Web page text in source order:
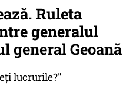
Ruleta
generalul
general Geoană
lucrurile?"